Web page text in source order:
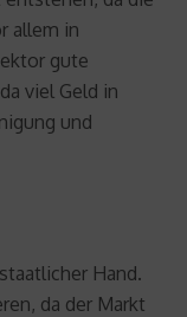
allem in
gute
viel Geld in
und
Hand.
da der Markt